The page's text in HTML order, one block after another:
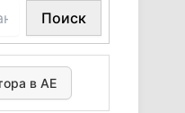
Поиск
в АЕ